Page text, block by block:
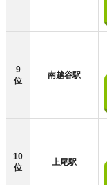
9
位
南越谷駅
10
位
上尾駅